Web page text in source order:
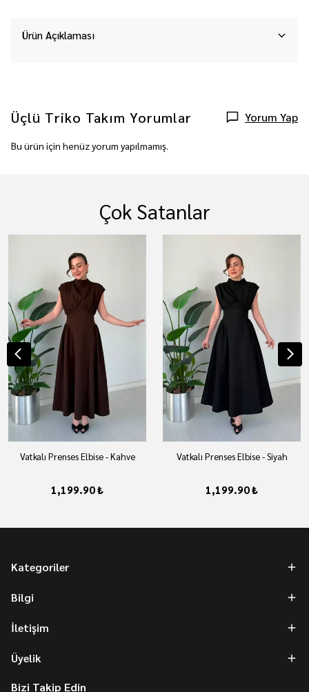
Ürün Açıklaması
Üçlü Triko Takım Yorumlar Yorum Yap
Bu ürün için henüz yorum yapılmamış.
Çok Satanlar
Vatkalı Prenses Elbise - Kahve
1,199.90 ₺
Vatkalı Prenses Elbise - Siyah
1,199.90 ₺
Kategoriler
Bilgi
İletişim
Üyelik
Bizi Takip Edin